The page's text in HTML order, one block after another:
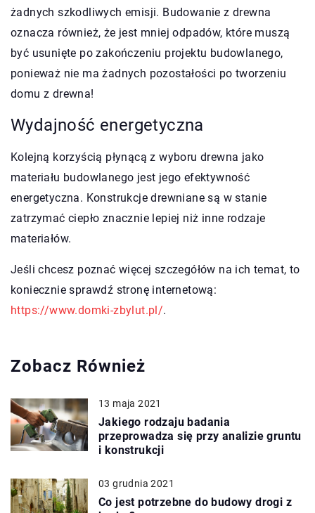
żadnych szkodliwych emisji. Budowanie z drewna
oznacza również, że jest mniej odpadów, które muszą
być usunięte po zakończeniu projektu budowlanego,
ponieważ nie ma żadnych pozostałości po tworzeniu
domu z drewna!
Wydajność energetyczna
Kolejną korzyścią płynącą z wyboru drewna jako
materiału budowlanego jest jego efektywność
energetyczna. Konstrukcje drewniane są w stanie
zatrzymać ciepło znacznie lepiej niż inne rodzaje
materiałów.
Jeśli chcesz poznać więcej szczegółów na ich temat, to
koniecznie sprawdź stronę internetową:
https://www.domki-zbylut.pl/.
Zobacz Również
13 maja 2021
Jakiego rodzaju badania
przeprowadza się przy analizie gruntu
i konstrukcji
03 grudnia 2021
Co jest potrzebne do budowy drogi z